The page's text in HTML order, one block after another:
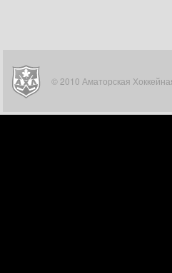
© 2010 Аматорская